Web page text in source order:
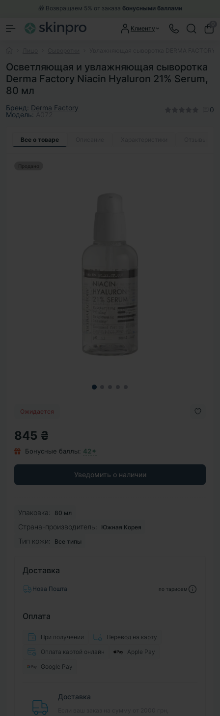
🎁 Возвращаем 5% от заказа бонусными баллами
Клиенту
Осветляющая и увлажняющая сыворотка
Derma Factory Niacin Hyaluron 21% Serum,
80 мл
Бренд: Derma Factory
Модель:
0
Все о товаре
Продано
Ожидается
845 ₴
Бонусные баллы: 42✦
Уведомить о наличии
Упаковка: 80 мл
Страна-производитель: Южная Корея
Тип кожи: Все типы
Доставка
Нова Пошта по тарифам
Оплата
При получении
Перевод на карту
Оплата картой онлайн
Apple Pay
Google Pay
Доставка